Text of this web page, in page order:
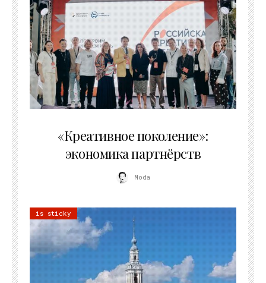
«Креативное поколение»:
экономика партнёрств
Moda
is sticky